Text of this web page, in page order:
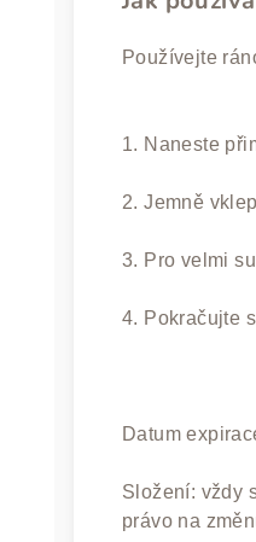
Používejte
1. Naneste
2. Jemně
3. Pro velmi
4. Pokračujte
Datum
Složení: vždy
právo na